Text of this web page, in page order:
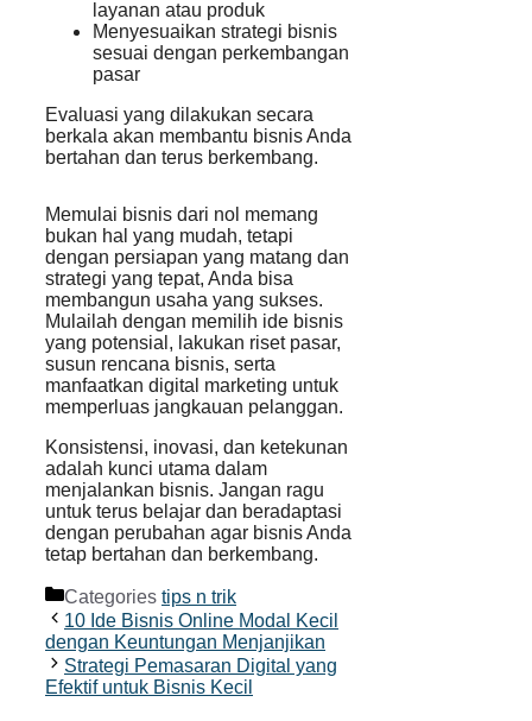
layanan atau produk
Menyesuaikan strategi bisnis
sesuai dengan perkembangan
pasar
Evaluasi yang dilakukan secara
berkala akan membantu bisnis Anda
bertahan dan terus berkembang.
Memulai bisnis dari nol memang
bukan hal yang mudah, tetapi
dengan persiapan yang matang dan
strategi yang tepat, Anda bisa
membangun usaha yang sukses.
Mulailah dengan memilih ide bisnis
yang potensial, lakukan riset pasar,
susun rencana bisnis, serta
manfaatkan digital marketing untuk
memperluas jangkauan pelanggan.
Konsistensi, inovasi, dan ketekunan
adalah kunci utama dalam
menjalankan bisnis. Jangan ragu
untuk terus belajar dan beradaptasi
dengan perubahan agar bisnis Anda
tetap bertahan dan berkembang.
Categories tips n trik
10 Ide Bisnis Online Modal Kecil
dengan Keuntungan Menjanjikan
Strategi Pemasaran Digital yang
Efektif untuk Bisnis Kecil